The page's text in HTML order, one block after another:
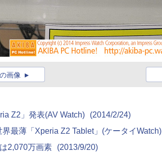
画像
Z2」発表(AV Watch)
(2014/2/24)
最薄「Xperia Z2 Tablet」(ケータイWatch)
2,070万画素
(2013/9/20)